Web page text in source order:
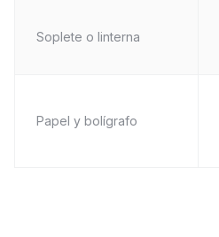
Soplete o linterna
Papel y bolígrafo